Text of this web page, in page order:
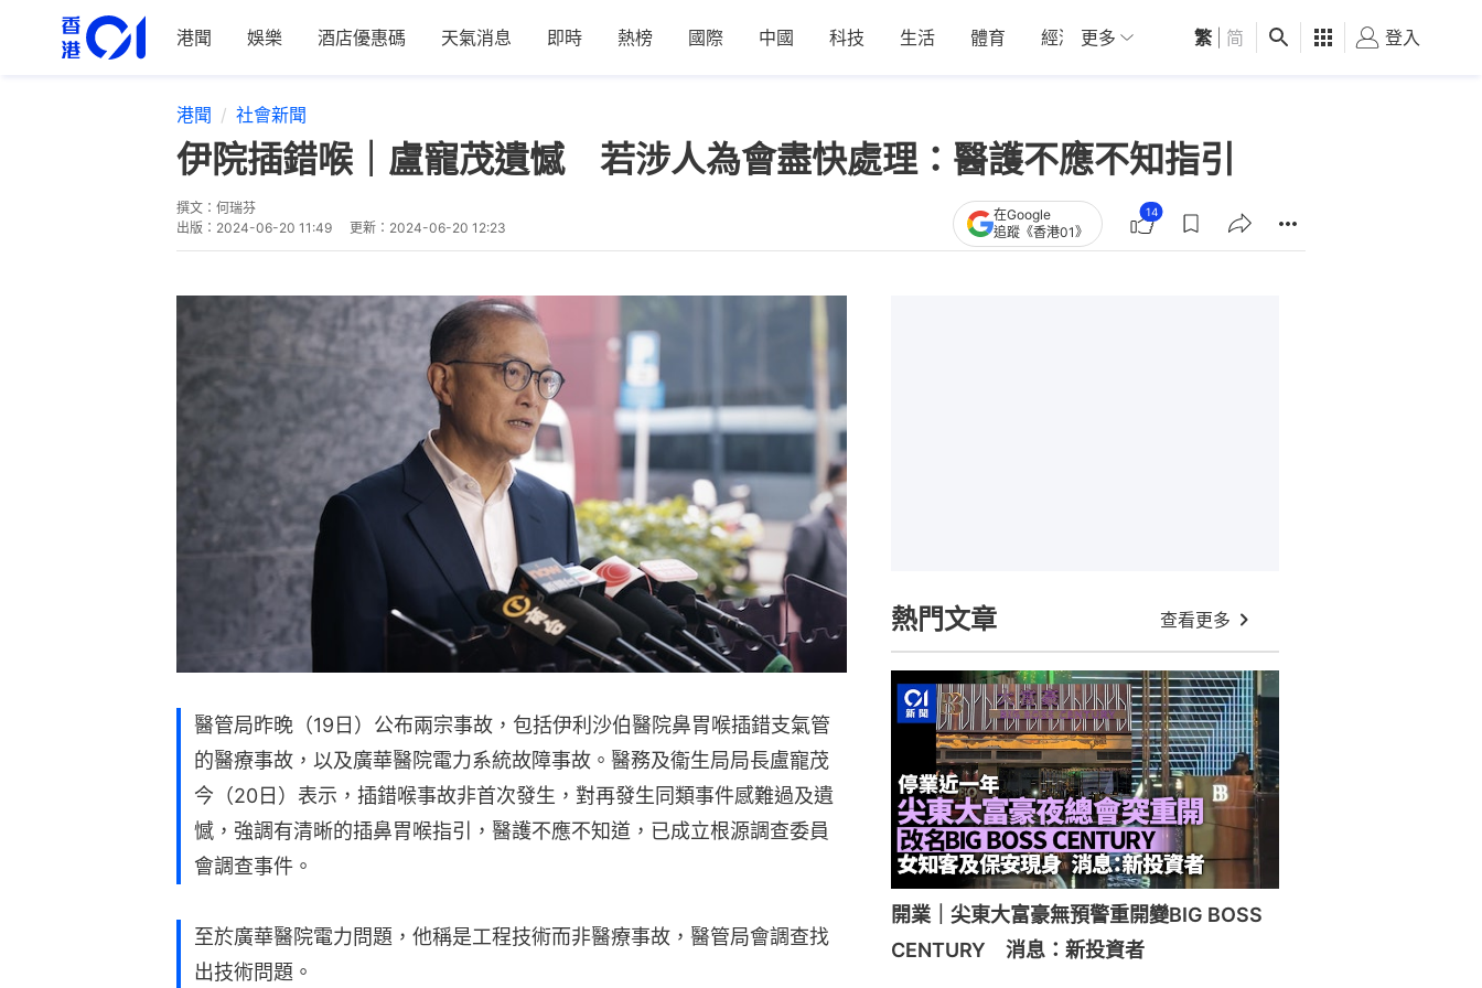
港聞 娛樂 酒店優惠碼 天氣消息 即時 熱榜 國際 中國 科技 生活 體育 經濟 01深圳 觀點 健康 好食玩飛
更多 繁 简 登入
港聞 社會新聞
伊院插錯喉｜盧寵茂遺憾 若涉人為會盡快處理：醫護不應不知指引
撰文： 何瑞芬
出版： 2024-06-20 11:49 更新： 2024-06-20 12:23
在Google
追蹤《香港01》
14
醫管局昨晚（19日）公布兩宗事故，包括伊利沙伯醫院鼻胃喉插錯支氣管
的醫療事故，以及廣華醫院電力系統故障事故。醫務及衞生局局長盧寵茂
今（20日）表示，插錯喉事故非首次發生，對再發生同類事件感難過及遺
憾，強調有清晰的插鼻胃喉指引，醫護不應不知道，已成立根源調查委員
會調查事件。
至於廣華醫院電力問題，他稱是工程技術而非醫療事故，醫管局會調查找
出技術問題。
熱門文章 查看更多
開業｜尖東大富豪無預警重開變BIG BOSS
CENTURY 消息：新投資者